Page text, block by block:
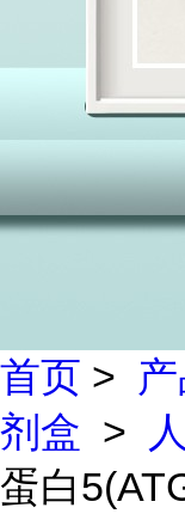
首页 >
剂盒 >
蛋白